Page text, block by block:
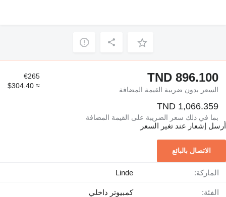
TND 896.100
السعر بدون ضريبة القيمة المضافة
€265
≈ $304.40
TND 1,066.359
بما في ذلك سعر الضريبة على القيمة المضافة
أرسل إشعار عند تغير السعر
الاتصال بالبائع
الماركة: Linde
الفئة: كمبيوتر داخلي